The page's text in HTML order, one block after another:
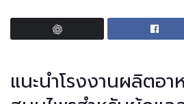
แนะนำโรงงานผลิตอา